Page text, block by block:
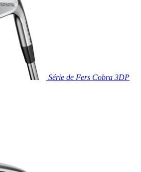
Série de Fers Cobra 3DP